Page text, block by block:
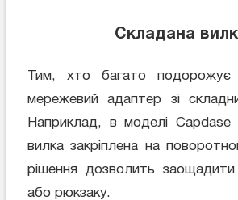
Cкладана
Тим, хто багато подорожує
мережевий адаптер зі
Наприклад, в моделі Capdase
вилка закріплена на
рішення дозволить
або рюкзаку.